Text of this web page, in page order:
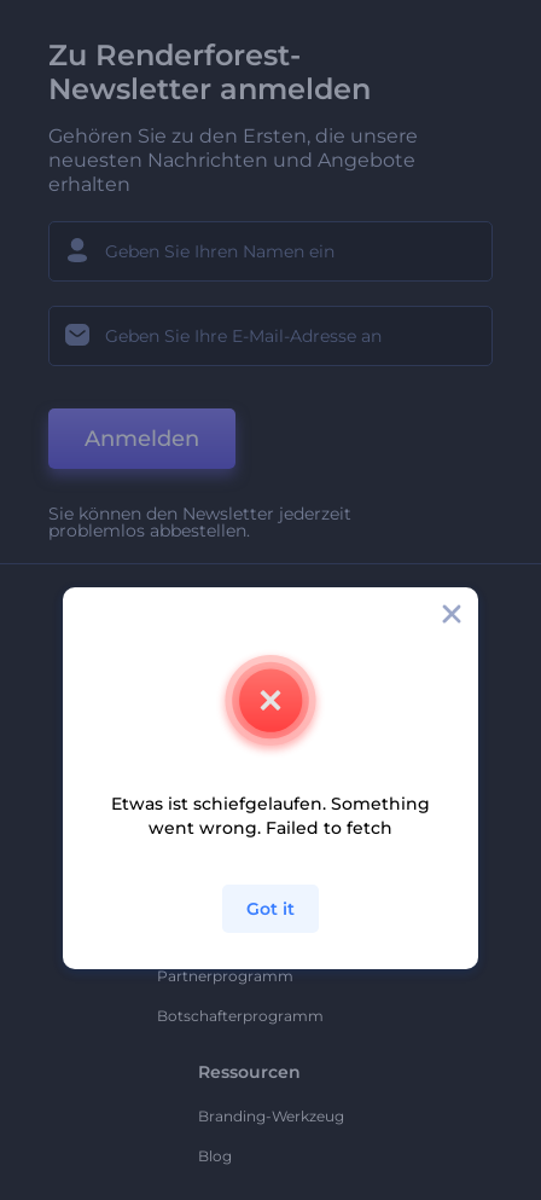
Zu Renderforest-
Newsletter anmelden
Gehören Sie zu den Ersten, die unsere
neuesten Nachrichten und Angebote
erhalten
Anmelden
Sie können den Newsletter jederzeit
problemlos abbestellen.
Partnerprogramm
Partnerprogramm
Botschafterprogramm
Ressourcen
Branding-Werkzeug
Blog
Etwas ist schiefgelaufen. Something
went wrong. Failed to fetch
Got it